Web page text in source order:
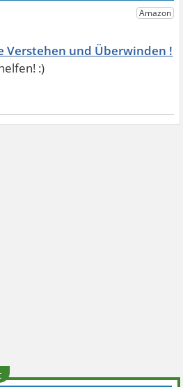
Verstehen und Überwinden !